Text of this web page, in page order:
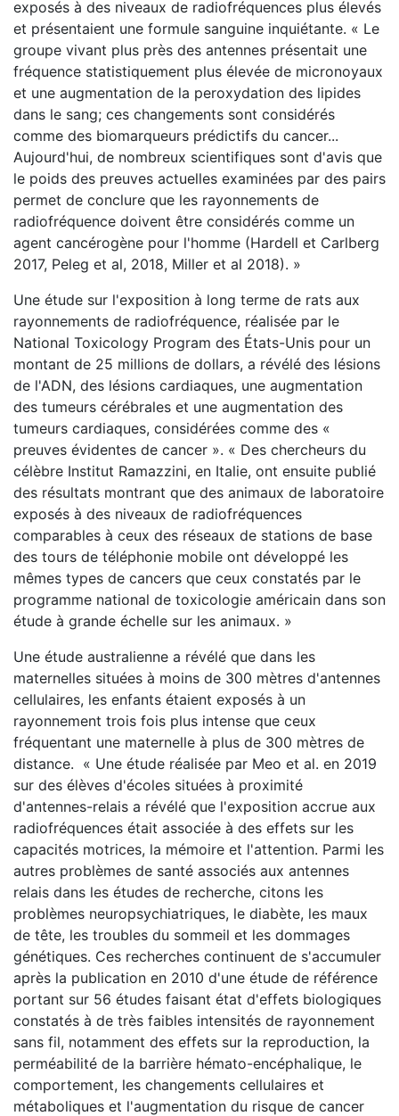
exposés à des niveaux de radiofréquences plus élevés
et présentaient une formule sanguine inquiétante. « Le
groupe vivant plus près des antennes présentait une
fréquence statistiquement plus élevée de micronoyaux
et une augmentation de la peroxydation des lipides
dans le sang; ces changements sont considérés
comme des biomarqueurs prédictifs du cancer...
Aujourd'hui, de nombreux scientifiques sont d'avis que
le poids des preuves actuelles examinées par des pairs
permet de conclure que les rayonnements de
radiofréquence doivent être considérés comme un
agent cancérogène pour l'homme (Hardell et Carlberg
2017, Peleg et al, 2018, Miller et al 2018). »
Une étude sur l'exposition à long terme de rats aux
rayonnements de radiofréquence, réalisée par le
National Toxicology Program des États-Unis pour un
montant de 25 millions de dollars, a révélé des lésions
de l'ADN, des lésions cardiaques, une augmentation
des tumeurs cérébrales et une augmentation des
tumeurs cardiaques, considérées comme des «
preuves évidentes de cancer ». « Des chercheurs du
célèbre Institut Ramazzini, en Italie, ont ensuite publié
des résultats montrant que des animaux de laboratoire
exposés à des niveaux de radiofréquences
comparables à ceux des réseaux de stations de base
des tours de téléphonie mobile ont développé les
mêmes types de cancers que ceux constatés par le
programme national de toxicologie américain dans son
étude à grande échelle sur les animaux. »
Une étude australienne a révélé que dans les
maternelles situées à moins de 300 mètres d'antennes
cellulaires, les enfants étaient exposés à un
rayonnement trois fois plus intense que ceux
fréquentant une maternelle à plus de 300 mètres de
distance. « Une étude réalisée par Meo et al. en 2019
sur des élèves d'écoles situées à proximité
d'antennes-relais a révélé que l'exposition accrue aux
radiofréquences était associée à des effets sur les
capacités motrices, la mémoire et l'attention. Parmi les
autres problèmes de santé associés aux antennes
relais dans les études de recherche, citons les
problèmes neuropsychiatriques, le diabète, les maux
de tête, les troubles du sommeil et les dommages
génétiques. Ces recherches continuent de s'accumuler
après la publication en 2010 d'une étude de référence
portant sur 56 études faisant état d'effets biologiques
constatés à de très faibles intensités de rayonnement
sans fil, notamment des effets sur la reproduction, la
perméabilité de la barrière hémato-encéphalique, le
comportement, les changements cellulaires et
métaboliques et l'augmentation du risque de cancer